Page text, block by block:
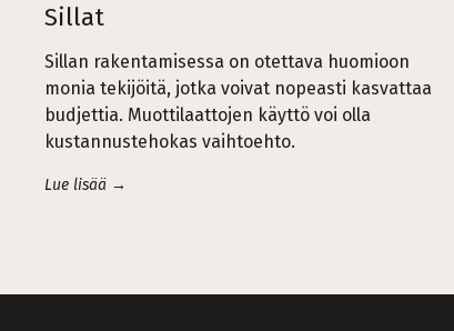
Sillat
Sillan rakentamisessa on otettava huomioon
monia tekijöitä, jotka voivat nopeasti kasvattaa
budjettia. Muottilaattojen käyttö voi olla
kustannustehokas vaihtoehto.
Lue lisää →